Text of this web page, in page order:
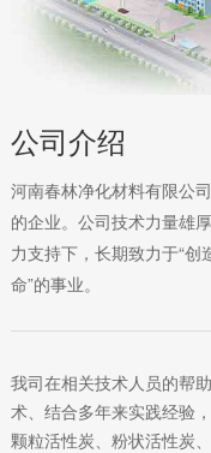
公司介绍
河南春林净化材料有限公
的企业。公司技术力量雄
力支持下，长期致力于“
命”的事业。
我司在相关技术人员的帮
术、结合多年来实践经验
颗粒活性炭、粉状活性炭